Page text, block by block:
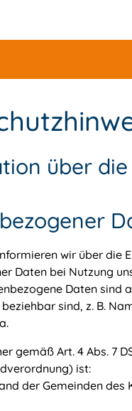
über die
wir über die
Daten bei Nutzung
Daten sind
sind, z. B.
gemäß Art. 4 Abs. 7
ist:
der Gemeinden des